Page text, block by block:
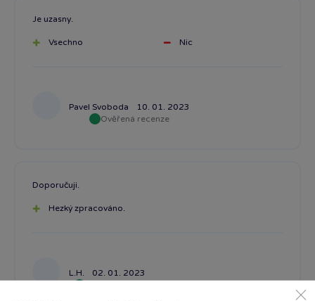
Pavel Svoboda
10. 01. 2023
Ověřená recenze
Je uzasny.
Vsechno Nic
L.H.
02. 01. 2023
Doporučuji.
Hezký zpracováno.